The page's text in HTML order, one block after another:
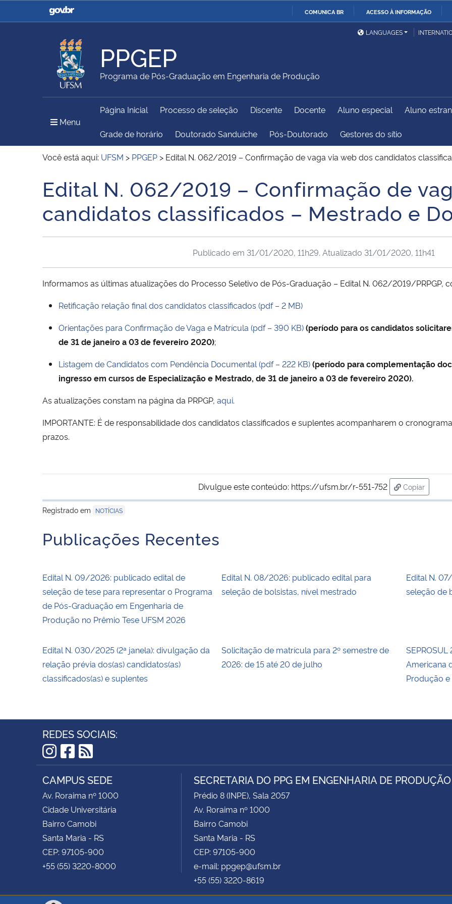
COMUNICA BR ACESSO À INFORMAÇÃO
Casa Civil
Ministério da Justiça e
Ministério da Defesa
Ministério das Relações
Exteriores
Ministério da Agricultura,
Pecuária e Abastecimento
Ministério da Educação
Ministério do Meio Ambiente
Desenvolvimento Regional
Controladoria-Geral da
União
Institucional
LANGUAGES
PPGEP
Programa de Pós-Graduação em Engenharia de Produção
Menu
Página Inicial Processo de seleção Discente Docente Aluno especial Aluno
Grade de horário Doutorado Sanduíche Pós-Doutorado Gestores do sítio
Você está aqui: UFSM > PPGEP > Edital N. 062/2019 – Confirmação de vaga via web dos candidatos
Início do conteúdo
Edital N. 062/2019 – Confirmação de
candidatos classificados – Mestrado e
Publicado em 31/01/2020, 11h29. Atualizado 31/01/2020, 11h41
Informamos as últimas atualizações do Processo Seletivo de Pós-Graduação – Edital N. 062/2019/PRPGP,
Retificação relação final dos candidatos classificados (pdf – 2 MB)
Orientações para Confirmação de Vaga e Matrícula (pdf – 390 KB)(período para os candidatos
de 31 de janeiro a 03 de fevereiro 2020);
Listagem de Candidatos com Pendência Documental (pdf – 222 KB)(período para complementação
ingresso em cursos de Especialização e Mestrado, de 31 de janeiro a 03 de fevereiro 2020).
As atualizações constam na página da PRPGP, aqui.
IMPORTANTE: É de responsabilidade dos candidatos classificados e suplentes acompanharem o
prazos.
Divulgue este conteúdo: https://ufsm.br/r-551-752
Copiar
para área
Registrado em
NOTÍCIAS
Publicações Recentes
Edital N. 09/2026: publicado edital de
seleção de tese para representar o Programa
de Pós-Graduação em Engenharia de
Produção no Prêmio Tese UFSM 2026
Edital N. 08/2026: publicado edital para
seleção de bolsistas, nível mestrado
Edital N.
seleção de
Edital N. 030/2025 (2ª janela): divulgação da
relação prévia dos(as) candidatos(as)
classificados(as) e suplentes
Solicitação de matrícula para 2º semestre de
2026: de 15 até 20 de julho
Americana
Produção e
REDES SOCIAIS:
Instagram
Facebook
RSS
CAMPUS SEDE
Av. Roraima nº 1000
Cidade Universitária
Bairro Camobi
Santa Maria - RS
CEP: 97105-900
+55 (55) 3220-8000
SECRETARIA DO PPG EM ENGENHARIA DE PRODUÇÃO
Prédio 8 (INPE), Sala 2057
Av. Roraima nº 1000
Bairro Camobi
Santa Maria - RS
CEP: 97105-900
e-mail: ppgep@ufsm.br
+55 (55) 3220-8619